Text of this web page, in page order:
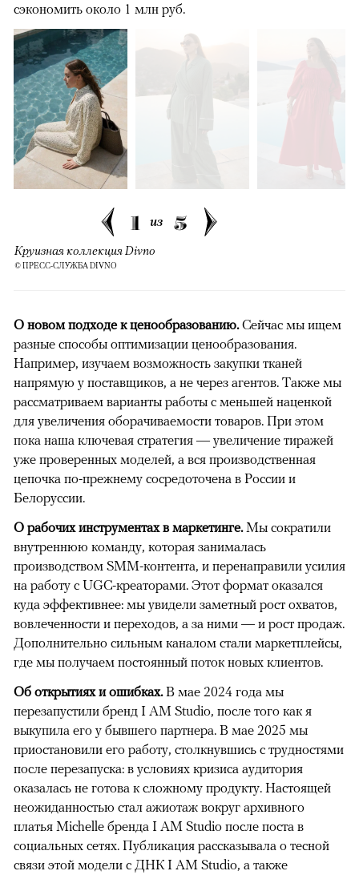
сэкономить около 1 млн руб.
1 из 5
Круизная коллекция Divno
© ПРЕСС-СЛУЖБА DIVNO
О новом подходе к ценообразованию.Сейчас мы ищем
разные способы оптимизации ценообразования.
Например, изучаем возможность закупки тканей
напрямую у поставщиков, а не через агентов. Также мы
рассматриваем варианты работы с меньшей наценкой
для увеличения оборачиваемости товаров. При этом
пока наша ключевая стратегия — увеличение тиражей
уже проверенных моделей, а вся производственная
цепочка по-прежнему сосредоточена в России и
Белоруссии.
О рабочих инструментах в маркетинге.Мы сократили
внутреннюю команду, которая занималась
производством SMM-контента, и перенаправили усилия
на работу с UGC-креаторами. Этот формат оказался
куда эффективнее: мы увидели заметный рост охватов,
вовлеченности и переходов, а за ними — и рост продаж.
Дополнительно сильным каналом стали маркетплейсы,
где мы получаем постоянный поток новых клиентов.
Об открытиях и ошибках.В мае 2024 года мы
перезапустили бренд I AM Studio, после того как я
выкупила его у бывшего партнера. В мае 2025 мы
приостановили его работу, столкнувшись с трудностями
после перезапуска: в условиях кризиса аудитория
оказалась не готова к сложному продукту. Настоящей
неожиданностью стал ажиотаж вокруг архивного
платья Michelle бренда I AM Studio после поста в
социальных сетях. Публикация рассказывала о тесной
связи этой модели с ДНК I AM Studio, а также